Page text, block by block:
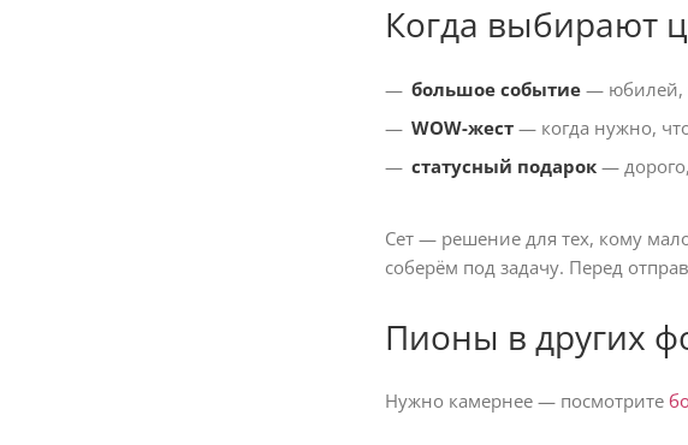
Когда выбирают
большое событие — юбилей,
WOW-жест — когда нужно,
статусный подарок —
Сет — решение для тех, кому
соберём под задачу. Перед
Пионы в других
Нужно камернее — посмотрите